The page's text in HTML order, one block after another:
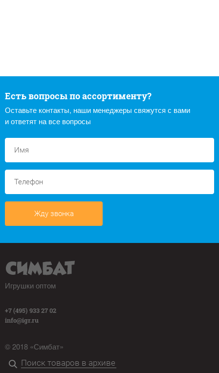
Есть вопросы по ассортименту?
Оставьте контакты, наши менеджеры свяжутся с вами
и ответят на все вопросы
Жду звонка
Игрушки оптом
+7 (495) 933 27 02
info@igr.ru
© 2018 «Симбат»